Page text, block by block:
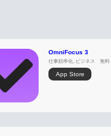
OmniFocus 3
仕事効率化, ビジネス 無料
App Store